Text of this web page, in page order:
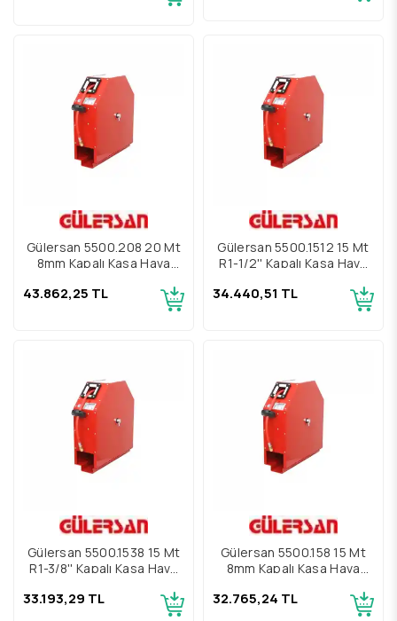
Gülersan 5500.208 20 Mt
8mm Kapalı Kasa Hava
43.862,25 TL
Gülersan 5500.1512 15 Mt
R1-1/2'' Kapalı Kasa Hava
34.440,51 TL
Gülersan 5500.1538 15 Mt
R1-3/8'' Kapalı Kasa Hava
33.193,29 TL
Gülersan 5500.158 15 Mt
8mm Kapalı Kasa Hava
32.765,24 TL